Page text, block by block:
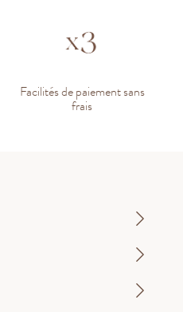
Facilités de paiement sans
frais